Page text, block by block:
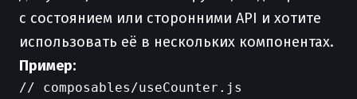
с состоянием или сторонними API и хотите
использовать её в нескольких компонентах.
Пример:
// composables/useCounter.js